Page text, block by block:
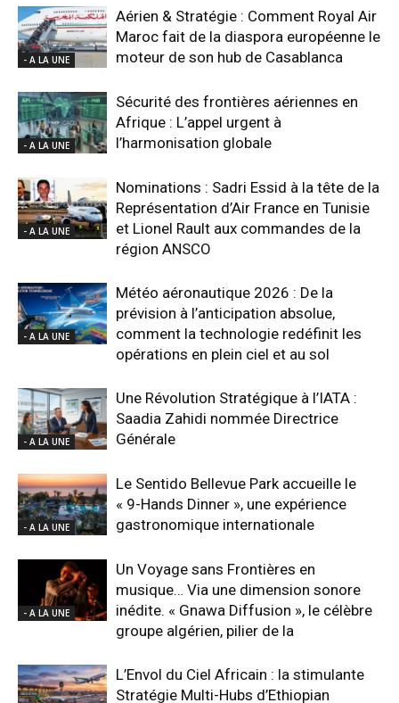
- A LA UNE
Aérien & Stratégie : Comment Royal Air
Maroc fait de la diaspora européenne le
moteur de son hub de Casablanca
- A LA UNE
Sécurité des frontières aériennes en
Afrique : L’appel urgent à
l’harmonisation globale
- A LA UNE
Nominations : Sadri Essid à la tête de la
Représentation d’Air France en Tunisie
et Lionel Rault aux commandes de la
région ANSCO
- A LA UNE
Météo aéronautique 2026 : De la
prévision à l’anticipation absolue,
comment la technologie redéfinit les
opérations en plein ciel et au sol
- A LA UNE
Une Révolution Stratégique à l’IATA :
Saadia Zahidi nommée Directrice
Générale
- A LA UNE
Le Sentido Bellevue Park accueille le
« 9-Hands Dinner », une expérience
gastronomique internationale
- A LA UNE
Un Voyage sans Frontières en
musique… Via une dimension sonore
inédite. « Gnawa Diffusion », le célèbre
groupe algérien, pilier de la
L’Envol du Ciel Africain : la stimulante
Stratégie Multi-Hubs d’Ethiopian